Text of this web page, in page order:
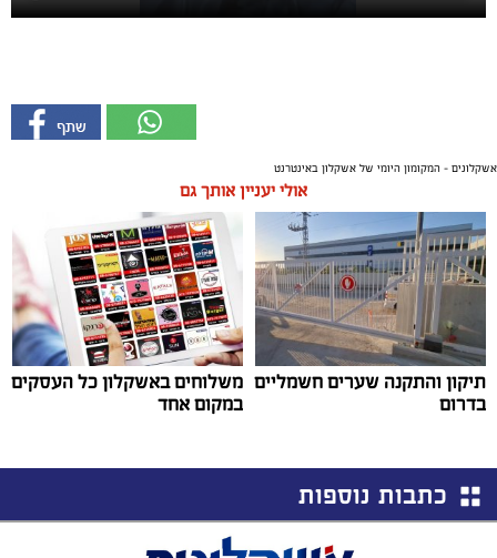
אשקלונים - המקומון היומי של אשקלון באינטרנט
אולי יעניין אותך גם
תיקון והתקנה שערים חשמליים
בדרום
משלוחים באשקלון כל העסקים
במקום אחד
כתבות נוספות